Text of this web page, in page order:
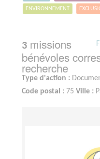
ENVIRONNEMENT
3 missions
bénévoles
recherche
Type d'action :
Code postal : 75 Ville :